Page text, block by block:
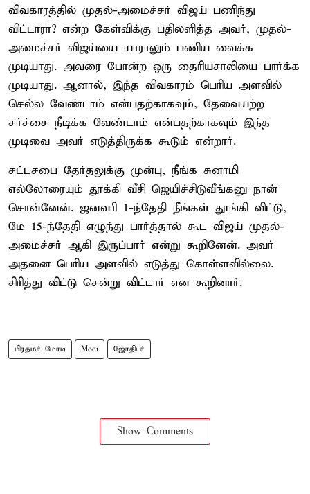
விவகாரத்தில் முதல்-அமைச்சர் விஜய் பணிந்து
விட்டாரா? என்ற கேள்விக்கு பதிலளித்த அவர், முதல்-
அமைச்சர் விஜய்யை யாராலும் பணிய வைக்க
முடியாது. அவரை போன்ற ஒரு தைரியசாலியை பார்க்க
முடியாது. ஆனால், இந்த விவகாரம் பெரிய அளவில்
செல்ல வேண்டாம் என்பதற்காகவும், தேவையற்ற
சர்ச்சை நீடிக்க வேண்டாம் என்பதற்காகவும் இந்த
முடிவை அவர் எடுத்திருக்க கூடும் என்றார்.
சட்டசபை தேர்தலுக்கு முன்பு, நீங்க சுனாமி
எல்லோரையும் தூக்கி வீசி ஜெயிச்சிடுவீங்கனு நான்
சொன்னேன். ஜனவரி 1-ந்தேதி நீங்கள் தூங்கி விட்டு,
மே 15-ந்தேதி எழுந்து பார்த்தால் கூட விஜய் முதல்-
அமைச்சர் ஆகி இருப்பார் என்று கூறினேன். அவர்
அதனை பெரிய அளவில் எடுத்து கொள்ளவில்லை.
சிரித்து விட்டு சென்று விட்டார் என கூறினார்.
பிரதமர் மோடி Modi ஜோதிடர்
Show Comments